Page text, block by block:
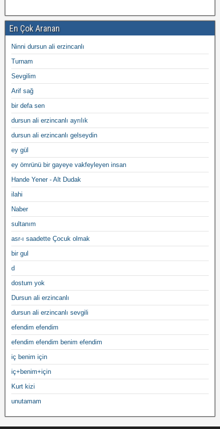
En Çok Aranan
Ninni dursun ali erzincanlı
Turnam
Sevgilim
Arif sağ
bir defa sen
dursun ali erzincanlı ayrılık
dursun ali erzincanlı gelseydin
ey gül
ey ömrünü bir gayeye vakfeyleyen insan
Hande Yener - Alt Dudak
ilahi
Naber
sultanım
asr-ı saadette Çocuk olmak
bir gul
d
dostum yok
Dursun ali erzincanlı
dursun ali erzincanlı sevgili
efendim efendim
efendim efendim benim efendim
iç benim için
iç+benim+için
Kurt kizi
unutamam